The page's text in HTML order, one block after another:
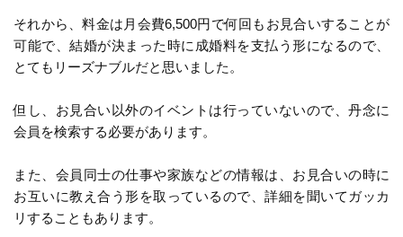
それから、料金は月会費6,500円で何回もお見合いすることが
可能で、結婚が決まった時に成婚料を支払う形になるので、
とてもリーズナブルだと思いました。
但し、お見合い以外のイベントは行っていないので、丹念に
会員を検索する必要があります。
また、会員同士の仕事や家族などの情報は、お見合いの時に
お互いに教え合う形を取っているので、詳細を聞いてガッカ
リすることもあります。